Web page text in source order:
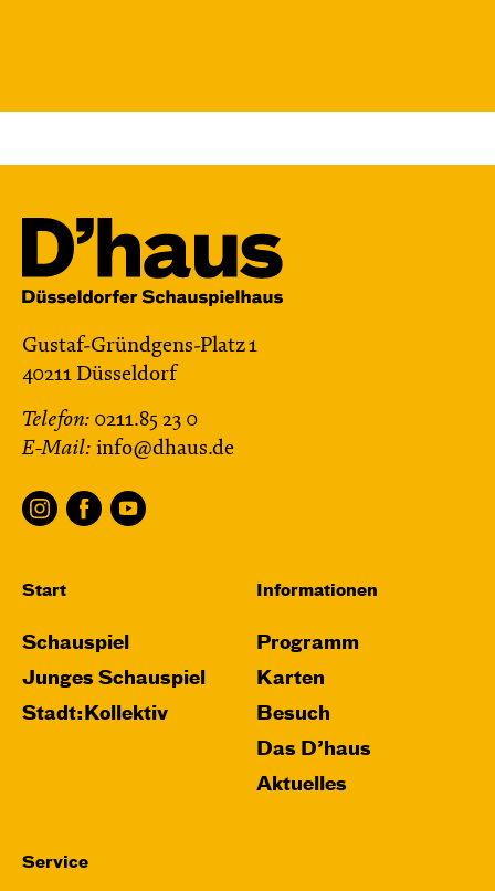
Gustaf-Gründgens-Platz 1
40211 Düsseldorf
Telefon: 0211.85 23 0
E-Mail: info@dhaus.de
Start
Schauspiel
Junges Schauspiel
Stadt:Kollektiv
Informationen
Programm
Karten
Besuch
Das D’haus
Aktuelles
Service